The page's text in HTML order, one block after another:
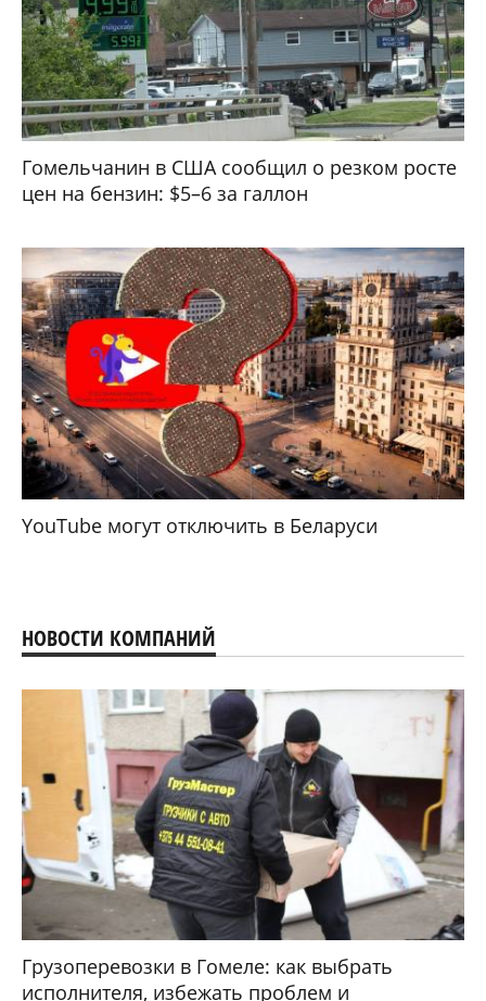
Гомельчанин в США сообщил о резком росте
цен на бензин: $5–6 за галлон
YouTube могут отключить в Беларуси
НОВОСТИ КОМПАНИЙ
Грузоперевозки в Гомеле: как выбрать
исполнителя, избежать проблем и